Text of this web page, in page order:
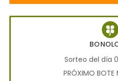
Sorteo del día
PRÓXIMO BOTE